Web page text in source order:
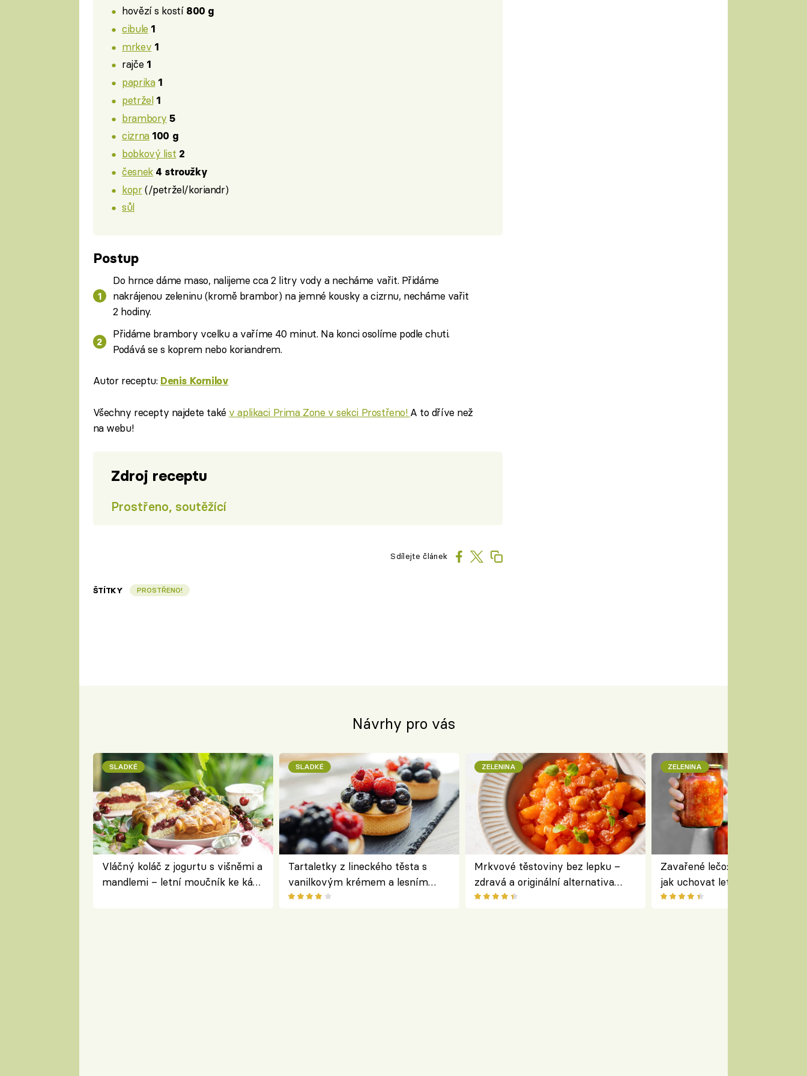
hovězí s kostí 800 g
cibule 1
mrkev 1
rajče 1
paprika 1
petržel 1
brambory 5
cizrna 100 g
bobkový list 2
česnek 4 stroužky
kopr(/petržel/koriandr)
sůl
Postup
Do hrnce dáme maso, nalijeme cca 2 litry vody a necháme vařit. Přidáme
nakrájenou zeleninu (kromě brambor) na jemné kousky a cizrnu, necháme vařit
2 hodiny.
Přidáme brambory vcelku a vaříme 40 minut. Na konci osolíme podle chuti.
Podává se s koprem nebo koriandrem.
Autor receptu: Denis Kornilov
Všechny recepty najdete také v aplikaci Prima Zone v sekci Prostřeno! A to dříve než
na webu!
Zdroj receptu
Prostřeno, soutěžící
Sdílejte článek
ŠTÍTKY PROSTŘENO!
Návrhy pro vás
SLADKÉ
Vláčný koláč z jogurtu s višněmi a
mandlemi – letní moučník ke kávě
SLADKÉ
Tartaletky z lineckého těsta s
vanilkovým krémem a lesním
ovocem podle Bread Society
ZELENINA
Mrkvové těstoviny bez lepku –
zdravá a originální alternativa
klasiky
ZELENINA
Zavařené lečo: jednoduchý
jak uchovat letní zeleninu na